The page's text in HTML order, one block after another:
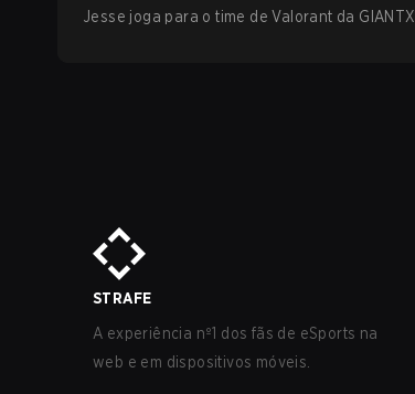
Jesse joga para o time deValorant da GIANTX
STRAFE
A experiência nº1 dos fãs de eSports na
web e em dispositivos móveis.